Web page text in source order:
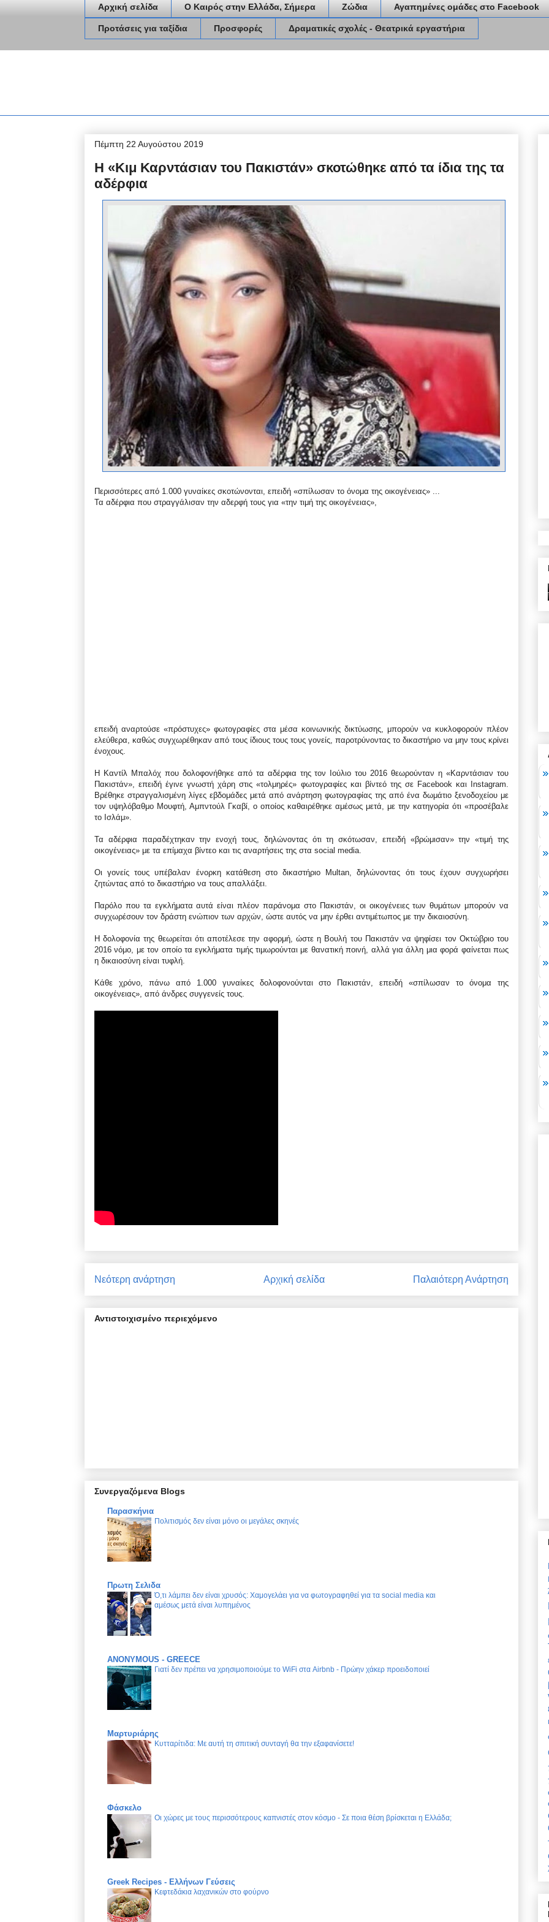
Αρχική σελίδα Ο Καιρός στην Ελλάδα, Σήμερα Ζώδια Αγαπημένες ομάδες στο Facebook
Προτάσεις για ταξίδια Προσφορές Δραματικές σχολές - Θεατρικά εργαστήρια
Πέμπτη 22 Αυγούστου 2019
Η «Κιμ Καρντάσιαν του Πακιστάν» σκοτώθηκε από τα ίδια της τα
αδέρφια
Περισσότερες από 1.000 γυναίκες σκοτώνονται, επειδή «σπίλωσαν το όνομα της οικογένειας» ...
Τα αδέρφια που στραγγάλισαν την αδερφή τους για «την τιμή της οικογένειας»,
επειδή αναρτούσε «πρόστυχες» φωτογραφίες στα μέσα κοινωνικής δικτύωσης, μπορούν να κυκλοφορούν πλέον
ελεύθερα, καθώς συγχωρέθηκαν από τους ίδιους τους τους γονείς, παροτρύνοντας το δικαστήριο να μην τους κρίνει
ένοχους.
Η Καντίλ Μπαλόχ που δολοφονήθηκε από τα αδέρφια της τον Ιούλιο του 2016 θεωρούνταν η «Καρντάσιαν του
Πακιστάν», επειδή έγινε γνωστή χάρη στις «τολμηρές» φωτογραφίες και βίντεό της σε Facebook και Instagram.
Βρέθηκε στραγγαλισμένη λίγες εβδομάδες μετά από ανάρτηση φωτογραφίας της από ένα δωμάτιο ξενοδοχείου με
τον υψηλόβαθμο Μουφτή, Αμπντούλ Γκαβί, ο οποίος καθαιρέθηκε αμέσως μετά, με την κατηγορία ότι «προσέβαλε
το Ισλάμ».
Τα αδέρφια παραδέχτηκαν την ενοχή τους, δηλώνοντας ότι τη σκότωσαν, επειδή «βρώμισαν» την «τιμή της
οικογένειας» με τα επίμαχα βίντεο και τις αναρτήσεις της στα social media.
Οι γονείς τους υπέβαλαν ένορκη κατάθεση στο δικαστήριο Multan, δηλώνοντας ότι τους έχουν συγχωρήσει
ζητώντας από το δικαστήριο να τους απαλλάξει.
Παρόλο που τα εγκλήματα αυτά είναι πλέον παράνομα στο Πακιστάν, οι οικογένειες των θυμάτων μπορούν να
συγχωρέσουν τον δράστη ενώπιον των αρχών, ώστε αυτός να μην έρθει αντιμέτωπος με την δικαιοσύνη.
Η δολοφονία της θεωρείται ότι αποτέλεσε την αφορμή, ώστε η Βουλή του Πακιστάν να ψηφίσει τον Οκτώβριο του
2016 νόμο, με τον οποίο τα εγκλήματα τιμής τιμωρούνται με θανατική ποινή, αλλά για άλλη μια φορά φαίνεται πως
η δικαιοσύνη είναι τυφλή.
Κάθε χρόνο, πάνω από 1.000 γυναίκες δολοφονούνται στο Πακιστάν, επειδή «σπίλωσαν το όνομα της
οικογένειας», από άνδρες συγγενείς τους.
Νεότερη ανάρτηση Παλαιότερη Ανάρτηση
Αρχική σελίδα
Αντιστοιχισμένο περιεχόμενο
Συνεργαζόμενα Blogs
Παρασκήνια
Πολιτισμός δεν είναι μόνο οι μεγάλες σκηνές
Πρωτη Σελιδα
Ό,τι λάμπει δεν είναι χρυσός: Χαμογελάει για να φωτογραφηθεί για τα social media και
αμέσως μετά είναι λυπημένος
ANONYMOUS - GREECE
Γιατί δεν πρέπει να χρησιμοποιούμε το WiFi στα Airbnb - Πρώην χάκερ προειδοποιεί
Μαρτυριάρης
Κυτταρίτιδα: Με αυτή τη σπιτική συνταγή θα την εξαφανίσετε!
Φάσκελο
Οι χώρες με τους περισσότερους καπνιστές στον κόσμο - Σε ποια θέση βρίσκεται η Ελλάδα;
Greek Recipes - Ελλήνων Γεύσεις
Κεφτεδάκια λαχανικών στο φούρνο